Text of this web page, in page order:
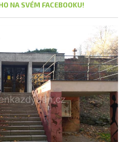
NA SVÉM FACEBOOKU!